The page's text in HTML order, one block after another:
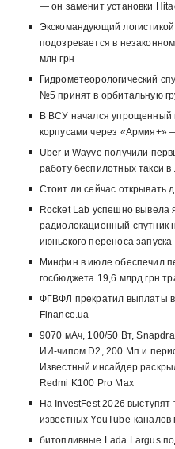
— он заменит установки
Экскомандующий
подозревается в
млн грн
Гидрометеорологический
№5 принят в орбитальную
В ВСУ начался упрощенный
корпусами через «Армия+»
Uber и Wayve получили
работу беспилотных такси
Стоит ли сейчас открывать
Rocket Lab успешно вывела
радиолокационный спутник
июньского переноса запуска
Минфин в июле обеспечил
госбюджета 19,6 млрд грн
ФГВФЛ прекратил выплаты
Finance.ua
9070 мАч, 100/50 Вт,
ИИ-чипом D2, 200 Мп и
Известный инсайдер
Redmi K100 Pro Max
На InvestFest 2026 выступят
известных YouTube-
битопливные Lada Largus